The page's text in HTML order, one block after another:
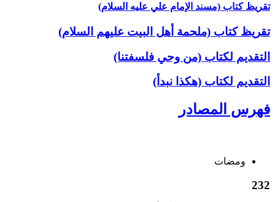
تقريظ كتاب (مسند الإمام علي عليه السلام)
تقريظ كتاب (ملحمة أهل البيت عليهم السلام)
التقديم لكتاب (من وحي فلسفتنا)
التقديم لكتاب (هكذا نبدأ)
فهرس المصادر
ومضات
232